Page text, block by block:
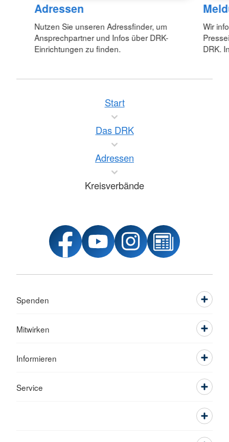
Adressen
Nutzen Sie unseren Adressfinder, um
Ansprechpartner und Infos über DRK-
Einrichtungen zu finden.
Wir
DRK.
Start
Das DRK
Adressen
Kreisverbände
Spenden
Mitwirken
Informieren
Service